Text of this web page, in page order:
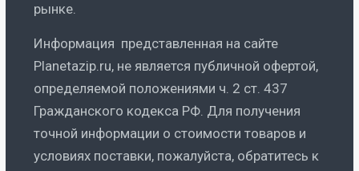
рынке.
Информация представленная на сайте
Planetazip.ru, не является публичной офертой,
определяемой положениями ч. 2 ст. 437
Гражданского кодекса РФ. Для получения
точной информации о стоимости товаров и
условиях поставки, пожалуйста, обратитесь к